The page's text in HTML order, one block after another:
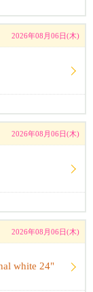
2026年08月06日(木)
2026年08月06日(木)
2026年08月06日(木)
white 24"